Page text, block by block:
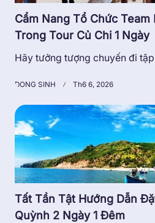
Cẩm Nang Tổ Chức
Trong Tour Củ Chi 1 Ngày
Hãy tưởng tượng chuyến đi
DONG SINH Th6 6, 2026
Tất Tần Tật Hướng Dẫn
Quỳnh 2 Ngày 1 Đêm